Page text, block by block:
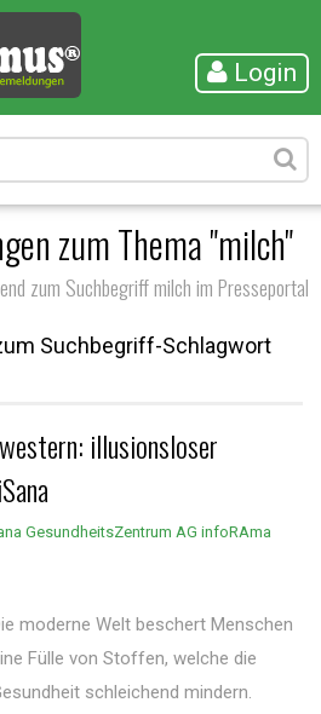
Login
zum Thema "milch"
zum Suchbegriff milch im Presseportal
Suchbegriff-Schlagwort
illusionsloser
GesundheitsZentrum AG infoRAma
moderne Welt beschert Menschen
Fülle von Stoffen, welche die
schleichend mindern.